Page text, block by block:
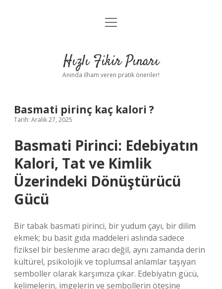
Anasayfa
Yasal Uyarı
menüyü
Hızlı Fikir Pınarı
Anında ilham veren pratik öneriler!
Basmati pirinç kaç kalori ?
Tarih: Aralık 27, 2025
Basmati Pirinci: Edebiyatın
Kalori, Tat ve Kimlik
Üzerindeki Dönüştürücü
Gücü
Bir tabak basmati pirinci, bir yudum çayı, bir dilim
ekmek; bu basit gıda maddeleri aslında sadece
fiziksel bir beslenme aracı değil, aynı zamanda derin
kültürel, psikolojik ve toplumsal anlamlar taşıyan
semboller olarak karşımıza çıkar. Edebiyatın gücü,
kelimelerin, imgelerin ve sembollerin ötesine